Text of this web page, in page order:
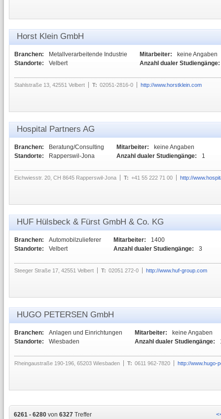
Horst Klein GmbH
Branchen:
Metallverarbeitende Industrie
Standorte:
Velbert
Mitarbeiter:
keine Angaben
Anzahl dualer Studiengänge:
Stahlstraße 13, 42551 Velbert T: 02051-2816-0 http://www.horstklein.com
Hospital Partners AG
Branchen:
Beratung/Consulting
Standorte:
Rapperswil-Jona
Mitarbeiter:
keine Angaben
Anzahl dualer Studiengänge:
1
Eichwiesstr. 20, CH 8645 Rapperswil-Jona T: +41 55 222 71 00 http://
HUF Hülsbeck & Fürst GmbH & Co. KG
Branchen:
Automobilzulieferer
Standorte:
Velbert
Mitarbeiter:
1400
Anzahl dualer Studiengänge:
3
Steeger Straße 17, 42551 Velbert T: 02051 272-0 http://www.huf-group.com
HUGO PETERSEN GmbH
Branchen:
Anlagen und Einrichtungen
Standorte:
Wiesbaden
Mitarbeiter:
keine Angaben
Anzahl dualer Studiengänge:
Rheingaustraße 190-196, 65203 Wiesbaden T: 0611 962-7820 http://www.hugo-
6261 - 6280 von 6327 Treffer